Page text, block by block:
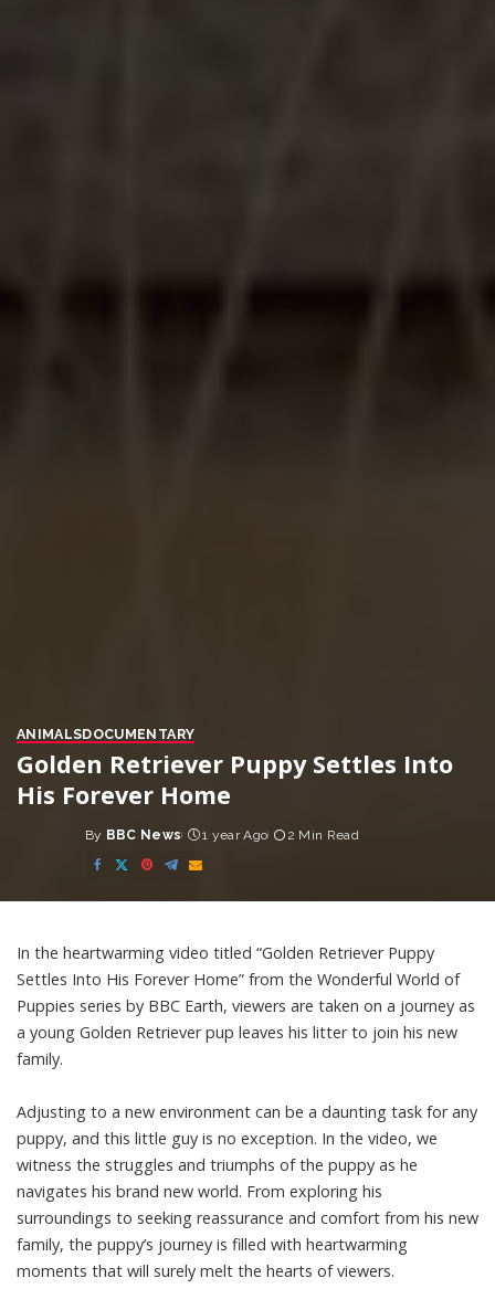
ANIMALSDOCUMENTARY
Golden Retriever Puppy Settles Into
His Forever Home
Posted
by
By BBC News 1 year Ago 2 Min Read
In the heartwarming video titled “Golden Retriever Puppy
Settles Into His Forever Home” from the Wonderful World of
Puppies series by BBC Earth, viewers are taken on a journey as
a young Golden Retriever pup leaves his litter to join his new
family.
Adjusting to a new environment can be a daunting task for any
puppy, and this little guy is no exception. In the video, we
witness the struggles and triumphs of the puppy as he
navigates his brand new world. From exploring his
surroundings to seeking reassurance and comfort from his new
family, the puppy’s journey is filled with heartwarming
moments that will surely melt the hearts of viewers.